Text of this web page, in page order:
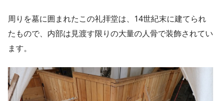
周りを墓に囲まれたこの礼拝堂は、14世紀末に建てられ
たもので、内部は見渡す限りの大量の人骨で装飾されてい
ます。